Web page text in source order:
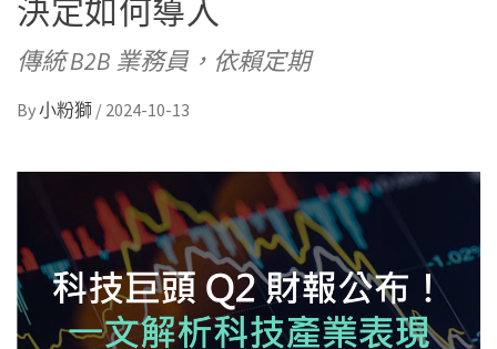
傳統 B2B 業務員，依賴定期
By小粉獅 / 2024-10-13